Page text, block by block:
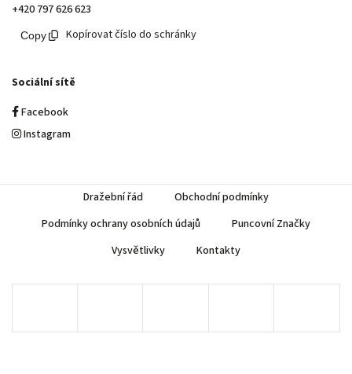
+420 797 626 623
Kopírovat číslo do schránky
Sociální sítě
Facebook
Instagram
Dražební řád
Obchodní podmínky
Podmínky ochrany osobních údajů
Puncovní Značky
Vysvětlivky
Kontakty